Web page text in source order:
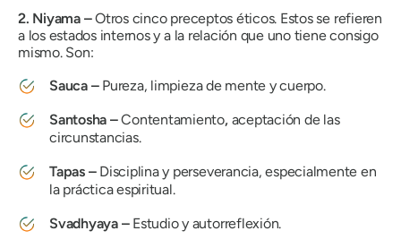
2. Niyama–Otros cinco preceptos éticos. Estos se refieren
a los estados internos y a la relación que uno tiene consigo
mismo. Son:
Sauca–Pureza, limpieza de mente y cuerpo.
Santosha –Contentamiento,aceptación de las
circunstancias.
Tapas– Disciplina y perseverancia, especialmente en
la práctica espiritual.
Svadhyaya– Estudio y autorreflexión.